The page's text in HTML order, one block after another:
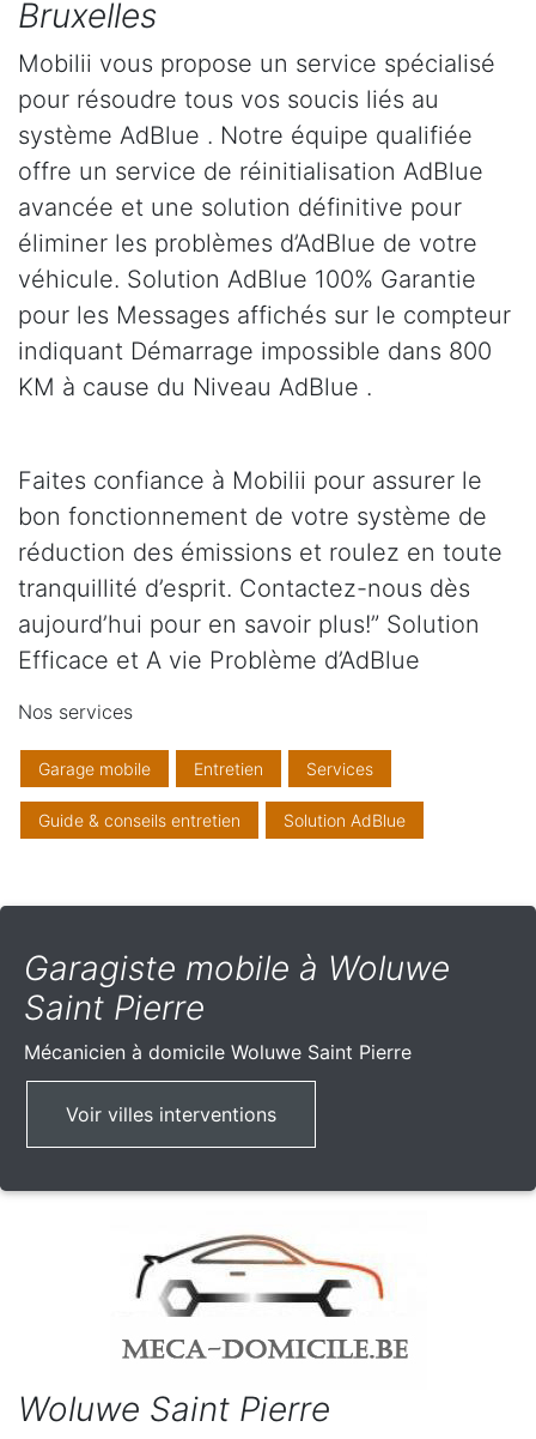
Bruxelles
Mobilii vous propose un service spécialisé
pour résoudre tous vos soucis liés au
système AdBlue . Notre équipe qualifiée
offre un service de réinitialisation AdBlue
avancée et une solution définitive pour
éliminer les problèmes d’AdBlue de votre
véhicule. Solution AdBlue 100% Garantie
pour les Messages affichés sur le compteur
indiquant Démarrage impossible dans 800
KM à cause du Niveau AdBlue .
Faites confiance à Mobilii pour assurer le
bon fonctionnement de votre système de
réduction des émissions et roulez en toute
tranquillité d’esprit. Contactez-nous dès
aujourd’hui pour en savoir plus!” Solution
Efficace et A vie Problème d’AdBlue
Nos services
Garage mobile Entretien Services
Guide & conseils entretien Solution AdBlue
Garagiste mobile à Woluwe
Saint Pierre
Mécanicien à domicile Woluwe Saint Pierre
Voir villes interventions
Woluwe Saint Pierre